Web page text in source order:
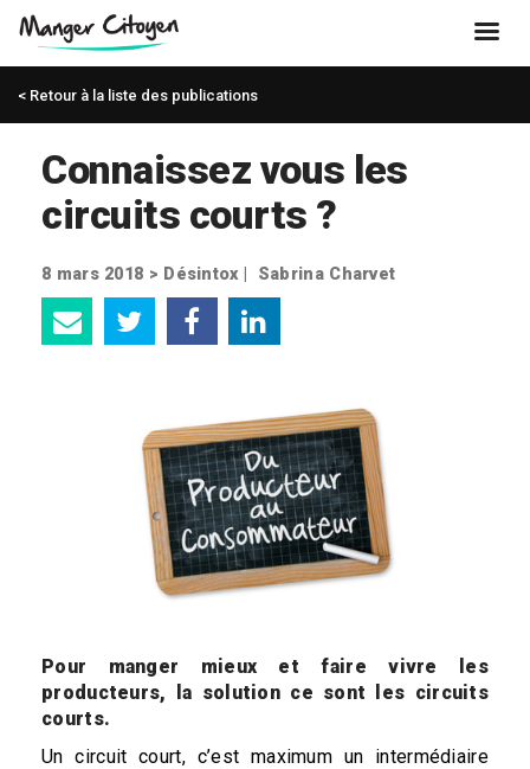
< Retour à la liste des publications
Connaissez vous les
circuits courts ?
8 mars 2018 > Désintox Sabrina Charvet
Pour manger mieux et faire vivre les
producteurs, la solution ce sont les circuits
courts.
Un circuit court, c’est maximum un intermédiaire